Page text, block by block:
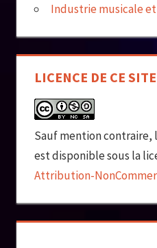
Industrie musicale
LICENCE DE CE
Sauf mention contraire,
est disponible sous la
Attribution-